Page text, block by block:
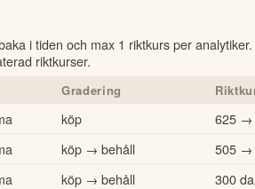
i tiden och max 1 riktkurs per
riktkurser.
Gradering
köp 625 →
köp → behåll 505 →
köp → behåll 300